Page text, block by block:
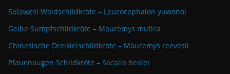
Sulawesi Waldschildkröte – Leucocephalon yuwonoi
Gelbe Sumpfschildkröte – Mauremys mutica
Chinesische Dreikielschildkröte – Mauremys reevesii
Pfauenaugen Schildkröte – Sacalia bealei